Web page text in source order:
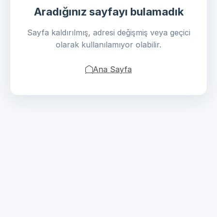
Aradığınız sayfayı bulamadık
Sayfa kaldırılmış, adresi değişmiş veya geçici
olarak kullanılamıyor olabilir.
Ana Sayfa